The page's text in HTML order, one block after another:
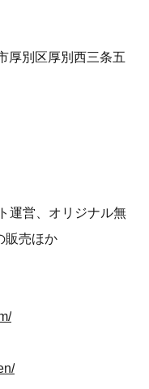
厚別区厚別西三条五
運営、オリジナル無
販売ほか